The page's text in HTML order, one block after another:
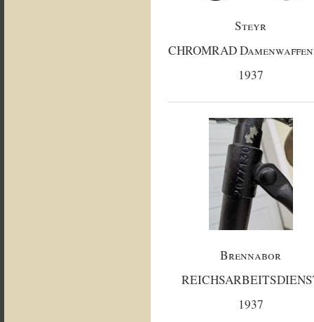
Steyr
CHROMRAD
1937
Brennabor
1937